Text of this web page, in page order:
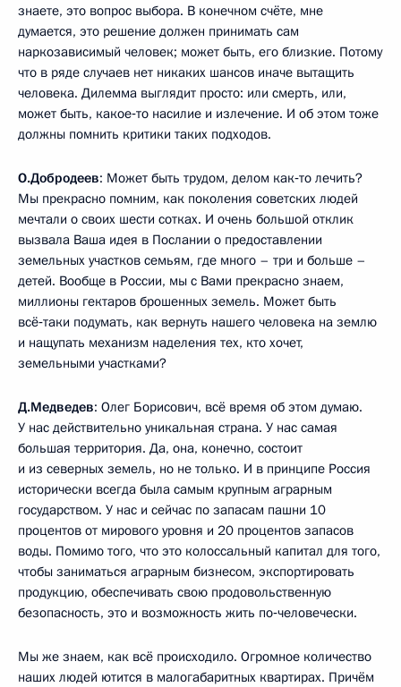
знаете, это вопрос выбора. В конечном счёте, мне
думается, это решение должен принимать сам
наркозависимый человек; может быть, его близкие. Потому
что в ряде случаев нет никаких шансов иначе вытащить
человека. Дилемма выглядит просто: или смерть, или,
может быть, какое‑то насилие и излечение. И об этом тоже
должны помнить критики таких подходов.
О.Добродеев: Может быть трудом, делом как‑то лечить?
Мы прекрасно помним, как поколения советских людей
мечтали о своих шести сотках. И очень большой отклик
вызвала Ваша идея в Послании о предоставлении
земельных участков семьям, где много – три и больше –
детей. Вообще в России, мы с Вами прекрасно знаем,
миллионы гектаров брошенных земель. Может быть
всё‑таки подумать, как вернуть нашего человека на землю
и нащупать механизм наделения тех, кто хочет,
земельными участками?
Д.Медведев: Олег Борисович, всё время об этом думаю.
У нас действительно уникальная страна. У нас самая
большая территория. Да, она, конечно, состоит
и из северных земель, но не только. И в принципе Россия
исторически всегда была самым крупным аграрным
государством. У нас и сейчас по запасам пашни 10
процентов от мирового уровня и 20 процентов запасов
воды. Помимо того, что это колоссальный капитал для того,
чтобы заниматься аграрным бизнесом, экспортировать
продукцию, обеспечивать свою продовольственную
безопасность, это и возможность жить по‑человечески.
Мы же знаем, как всё происходило. Огромное количество
наших людей ютится в малогабаритных квартирах. Причём